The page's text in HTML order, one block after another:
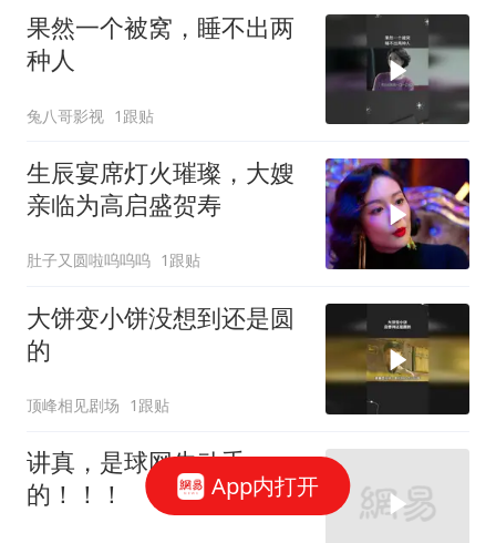
果然一个被窝，睡不出两
种人
兔八哥影视 1跟贴
生辰宴席灯火璀璨，大嫂
亲临为高启盛贺寿
肚子又圆啦呜呜呜 1跟贴
大饼变小饼没想到还是圆
的
顶峰相见剧场 1跟贴
讲真，是球网先动手
的！！！
App内打开